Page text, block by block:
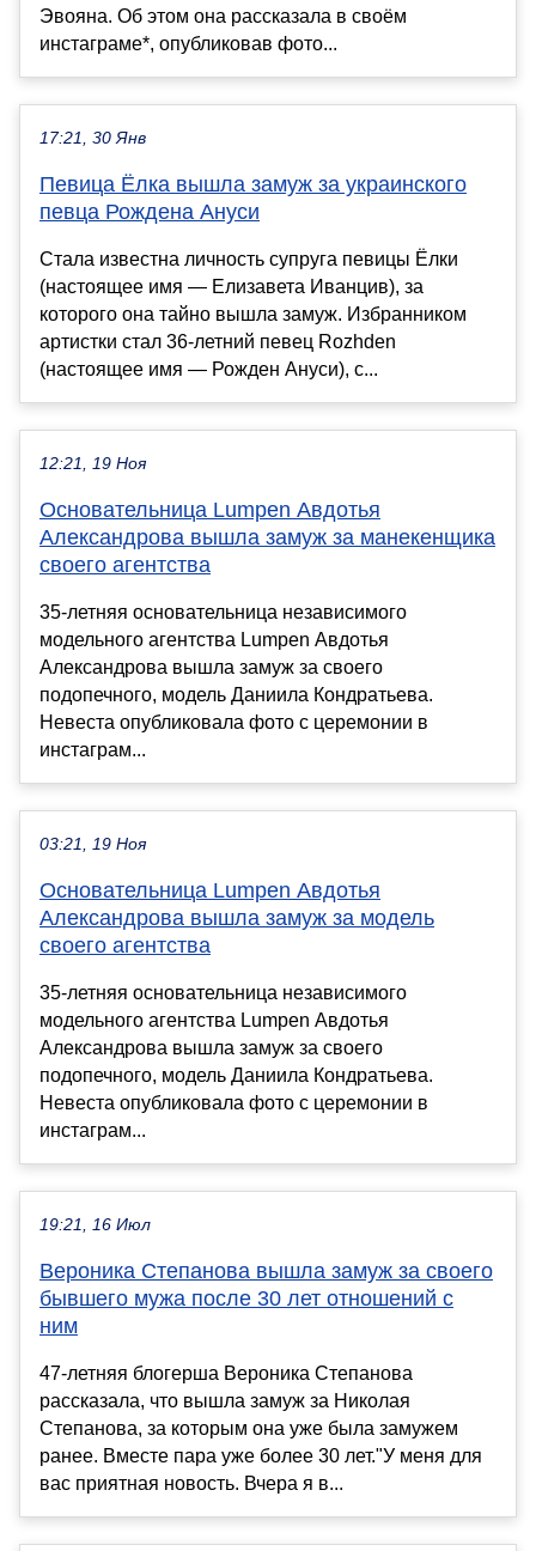
Эвояна. Об этом она рассказала в своём
инстаграме*, опубликовав фото...
17:21, 30 Янв
Певица Ёлка вышла замуж за украинского
певца Рождена Ануси
Стала известна личность супруга певицы Ёлки
(настоящее имя — Елизавета Иванцив), за
которого она тайно вышла замуж. Избранником
артистки стал 36-летний певец Rozhden
(настоящее имя — Рожден Ануси), с...
12:21, 19 Ноя
Основательница Lumpen Авдотья
Александрова вышла замуж за манекенщика
своего агентства
35-летняя основательница независимого
модельного агентства Lumpen Авдотья
Александрова вышла замуж за своего
подопечного, модель Даниила Кондратьева.
Невеста опубликовала фото с церемонии в
инстаграм...
03:21, 19 Ноя
Основательница Lumpen Авдотья
Александрова вышла замуж за модель
своего агентства
35-летняя основательница независимого
модельного агентства Lumpen Авдотья
Александрова вышла замуж за своего
подопечного, модель Даниила Кондратьева.
Невеста опубликовала фото с церемонии в
инстаграм...
19:21, 16 Июл
Вероника Степанова вышла замуж за своего
бывшего мужа после 30 лет отношений с
ним
47-летняя блогерша Вероника Степанова
рассказала, что вышла замуж за Николая
Степанова, за которым она уже была замужем
ранее. Вместе пара уже более 30 лет."У меня для
вас приятная новость. Вчера я в...